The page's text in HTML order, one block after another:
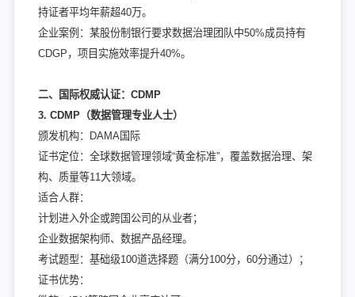
持证者平均年薪超40万。
企业案例：某股份制银行要求数据治理团队中50%成员持有
CDGP，项目实施效率提升40%。
二、国际权威认证：CDMP
3. CDMP（数据管理专业人士）
颁发机构：DAMA国际
证书定位：全球数据管理领域“黄金标准”，覆盖数据治理、架
构、质量等11大领域。
适合人群：
计划进入外企或跨国公司的从业者；
企业数据架构师、数据产品经理。
考试题型：基础级100道选择题（满分100分，60分通过）；
证书优势：